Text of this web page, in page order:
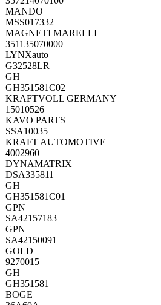
MANDO
MSS017332
MAGNETI MARELLI
351135070000
LYNXauto
G32528LR
GH
GH351581C02
KRAFTVOLL GERMANY
15010526
KAVO PARTS
SSA10035
KRAFT AUTOMOTIVE
4002960
DYNAMATRIX
DSA335811
GH
GH351581C01
GPN
SA42157183
GPN
SA42150091
GOLD
9270015
GH
GH351581
BOGE